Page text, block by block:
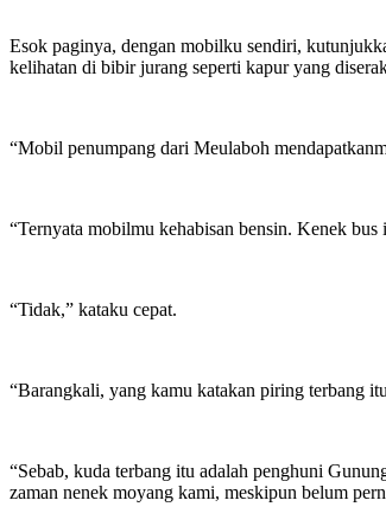
Esok paginya, dengan mobilku sendiri,
kelihatan di bibir jurang seperti kapur yang
“Mobil penumpang dari Meulaboh
“Ternyata mobilmu kehabisan bensin. Kenek
“Tidak,” kataku cepat.
“Barangkali, yang kamu katakan piring terbang
“Sebab, kuda terbang itu adalah penghuni
zaman nenek moyang kami, meskipun belum